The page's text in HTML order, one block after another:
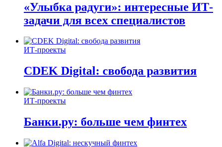
«Улыбка радуги»: интересные ИТ-
задачи для всех специалистов
ИТ-проекты
CDEK Digital: свобода развития
ИТ-проекты
Банки.ру: больше чем финтех